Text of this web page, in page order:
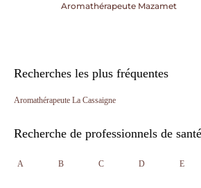
Aromathérapeute Mazamet
Recherches les plus fréquentes
Aromathérapeute La Cassaigne
Recherche de professionnels de
A B C D E